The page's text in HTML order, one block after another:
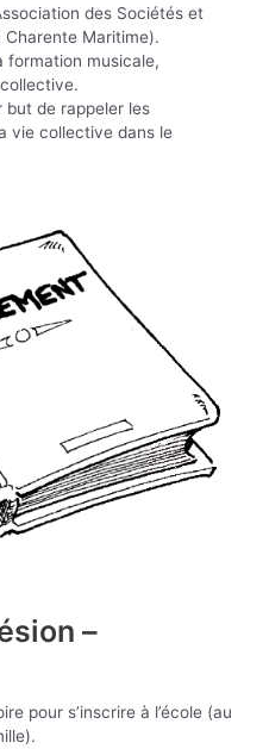
des Sociétés et
Charente Maritime).
formation musicale,
but de rappeler les
vie collective dans le
–
pour s’inscrire à l’école (au